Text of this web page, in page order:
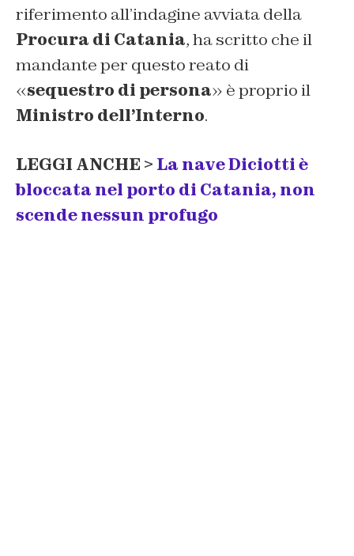
riferimento all’indagine avviata della
Procura di Catania, ha scritto che il
mandante per questo reato di
«sequestro di persona» è proprio il
Ministro dell’Interno.
LEGGI ANCHE > La nave Diciotti è
bloccata nel porto di Catania, non
scende nessun profugo